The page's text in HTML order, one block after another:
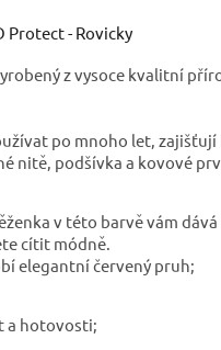
Protect - Rovicky
z vysoce kvalitní
po mnoho let, zajišťují
nitě, podšívka a kovové
v této barvě vám
cítit módně.
elegantní červený pruh;
a hotovosti;